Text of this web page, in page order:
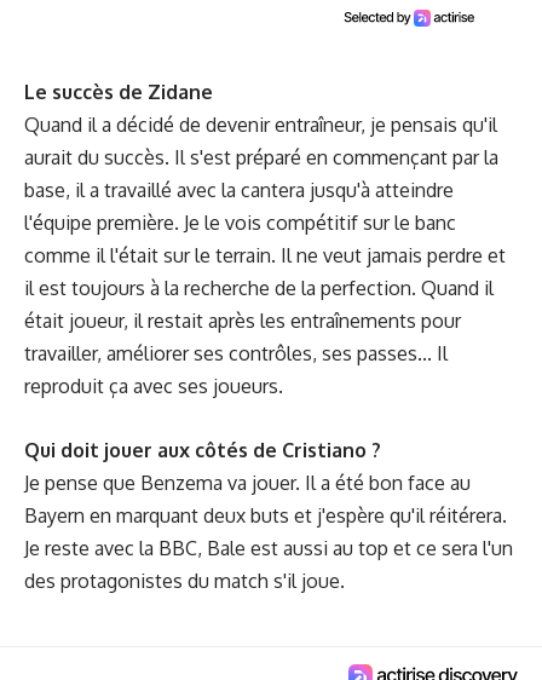
Le succès de Zidane
Quand il a décidé de devenir entraîneur, je pensais qu'il
aurait du succès. Il s'est préparé en commençant par la
base, il a travaillé avec la cantera jusqu'à atteindre
l'équipe première. Je le vois compétitif sur le banc
comme il l'était sur le terrain. Il ne veut jamais perdre et
il est toujours à la recherche de la perfection. Quand il
était joueur, il restait après les entraînements pour
travailler, améliorer ses contrôles, ses passes... Il
reproduit ça avec ses joueurs.
Qui doit jouer aux côtés de Cristiano ?
Je pense que Benzema va jouer. Il a été bon face au
Bayern en marquant deux buts et j'espère qu'il réitérera.
Je reste avec la BBC, Bale est aussi au top et ce sera l'un
des protagonistes du match s'il joue.